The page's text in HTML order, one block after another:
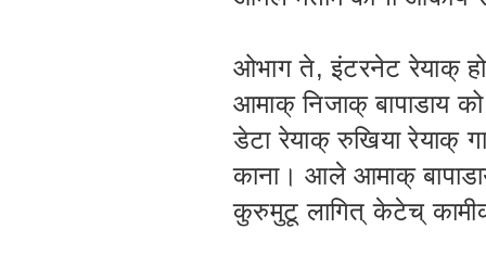
ओभाग ते, इंटरनेट रेयाक्
आमाक् निजाक् बापाडाय
डेटा रेयाक् रुखिया रेयाक्
काना। आले आमाक्
कुरुमुटू लागित् केटेच्